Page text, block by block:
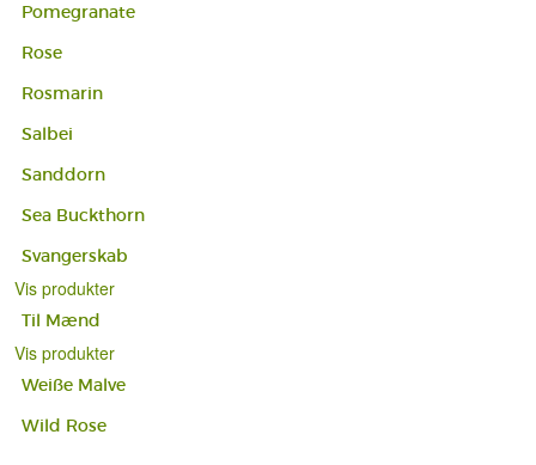
Pomegranate
Rose
Rosmarin
Salbei
Sanddorn
Sea Buckthorn
Svangerskab
Vis produkter
Til Mænd
Vis produkter
Weiße Malve
Wild Rose